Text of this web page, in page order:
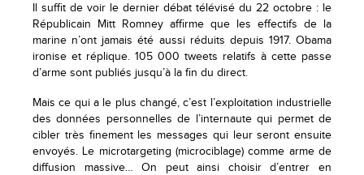
Il suffit de voir le dernier débat télévisé du 22 octobre : le
Républicain Mitt Romney affirme que les effectifs de la
marine n’ont jamais été aussi réduits depuis 1917. Obama
ironise et réplique. 105 000 tweets relatifs à cette passe
d’arme sont publiés jusqu’à la fin du direct.
Mais ce qui a le plus changé, c’est l’exploitation industrielle
des données personnelles de l’internaute qui permet de
cibler très finement les messages qui leur seront ensuite
envoyés. Le microtargeting (microciblage) comme arme de
diffusion massive… On peut ainsi choisir d’entrer en